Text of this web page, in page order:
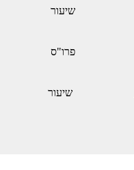
שיעור
פרו"ס
שיעור